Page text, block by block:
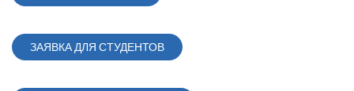
ЗАЯВКА ДЛЯ СТУДЕНТОВ